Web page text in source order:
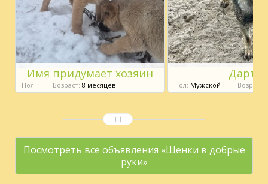
Имя придумает хозяин
Пол: Возраст: 8 месяцев
Дарт
Пол: Мужской Возраст:
Посмотреть все объявления «Щенки в добрые
руки»